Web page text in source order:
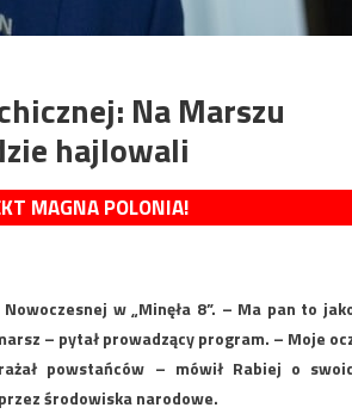
Na Marszu
hajlowali
MAGNA POLONIA!
w „Minęła 8”. – Ma pan to
– pytał prowadzący program. – Moje
powstańców – mówił Rabiej o
środowiska narodowe.